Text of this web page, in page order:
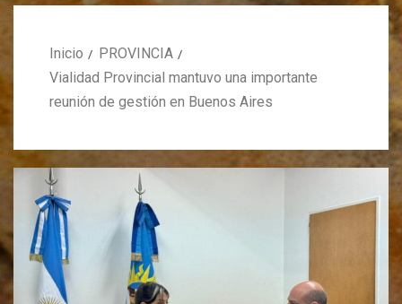
Inicio
PROVINCIA
Vialidad Provincial mantuvo una importante
reunión de gestión en Buenos Aires